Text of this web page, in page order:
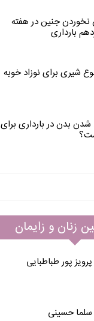
نخوردن جنین در هفته
بارداری
شیری برای نوزاد خوبه
شدن بدن در بارداری برای
زنان و زایمان
پور طباطبایی
سلما حسینی